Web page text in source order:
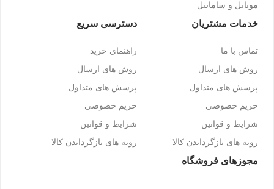
موبایل و سامانتل
خدمات مشتریان
تماس با ما
روش های ارسال
پرسش های متداول
حریم خصوصی
شرایط و قوانین
رویه های بازگرداندن کالا
دسترسی سریع
راهنمای خرید
روش های ارسال
پرسش های متداول
حریم خصوصی
شرایط و قوانین
رویه های بازگرداندن کالا
مجوزهای فروشگاه